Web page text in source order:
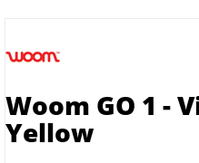
Woom GO 1 -
Yellow